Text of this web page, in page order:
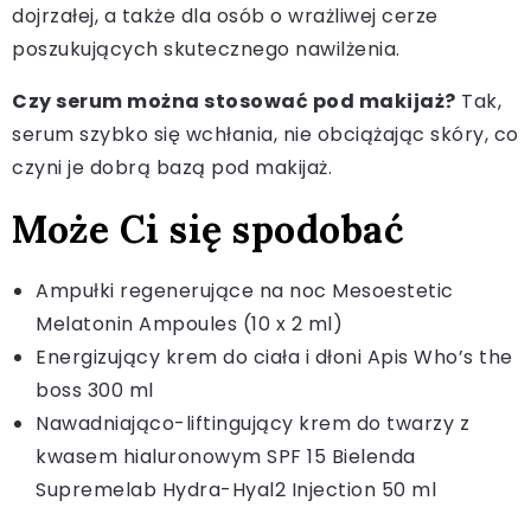
dojrzałej, a także dla osób o wrażliwej cerze
poszukujących skutecznego nawilżenia.
Czy serum można stosować pod makijaż? Tak,
serum szybko się wchłania, nie obciążając skóry, co
czyni je dobrą bazą pod makijaż.
Może Ci się spodobać
Ampułki regenerujące na noc Mesoestetic
Melatonin Ampoules (10 x 2 ml)
Energizujący krem do ciała i dłoni Apis Who’s the
boss 300 ml
Nawadniająco-liftingujący krem do twarzy z
kwasem hialuronowym SPF 15 Bielenda
Supremelab Hydra-Hyal2 Injection 50 ml